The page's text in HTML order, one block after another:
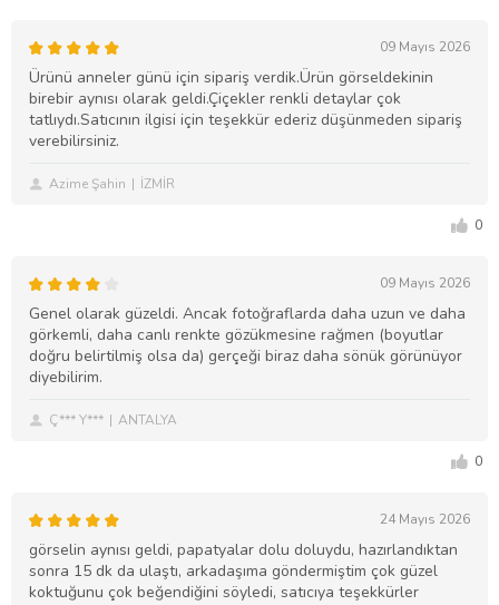
09 Mayıs 2026
Ürünü anneler günü için sipariş verdik.Ürün görseldekinin
birebir aynısı olarak geldi.Çiçekler renkli detaylar çok
tatlıydı.Satıcının ilgisi için teşekkür ederiz düşünmeden sipariş
verebilirsiniz.
Azime Şahin İZMİR
0
09 Mayıs 2026
Genel olarak güzeldi. Ancak fotoğraflarda daha uzun ve daha
görkemli, daha canlı renkte gözükmesine rağmen (boyutlar
doğru belirtilmiş olsa da) gerçeği biraz daha sönük görünüyor
diyebilirim.
Ç*** Y*** ANTALYA
0
24 Mayıs 2026
görselin aynısı geldi, papatyalar dolu doluydu, hazırlandıktan
sonra 15 dk da ulaştı, arkadaşıma göndermiştim çok güzel
koktuğunu çok beğendiğini söyledi, satıcıya teşekkürler